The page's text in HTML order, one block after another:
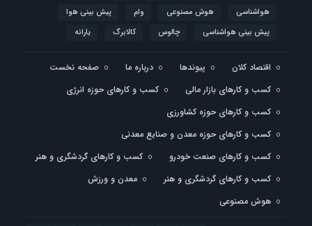
هواشناسی
هوش مصنوعی وام
پیش بینی هوا
پیش بینی هواشناسی
چالوس کالابرگ یارانه
اقتصاد کلان پیوندها درباره ما
صفحه نخست
کسب و کارهای بازار مالی
کسب و کارهای حوزه انرژی
کسب و کارهای حوزه کشاورزی
کسب و کارهای حوزه معدن و صنایع معدنی
کسب و کارهای صنعت خودرو
کسب و کارهای گردشگری و هنر
کسب و کارهای گردشگری و هنر
معدن و ورزش
هوش مصنوعی